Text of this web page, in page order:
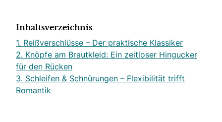
Inhaltsverzeichnis
1. Reißverschlüsse – Der praktische Klassiker
2. Knöpfe am Brautkleid: Ein zeitloser Hingucker
für den Rücken
3. Schleifen & Schnürungen – Flexibilität trifft
Romantik